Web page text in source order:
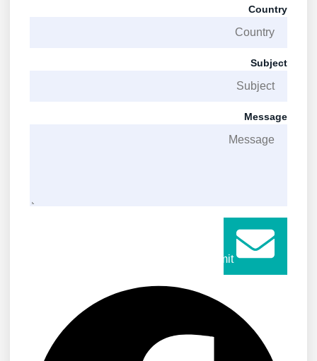
Country
Subject
Message
Submit